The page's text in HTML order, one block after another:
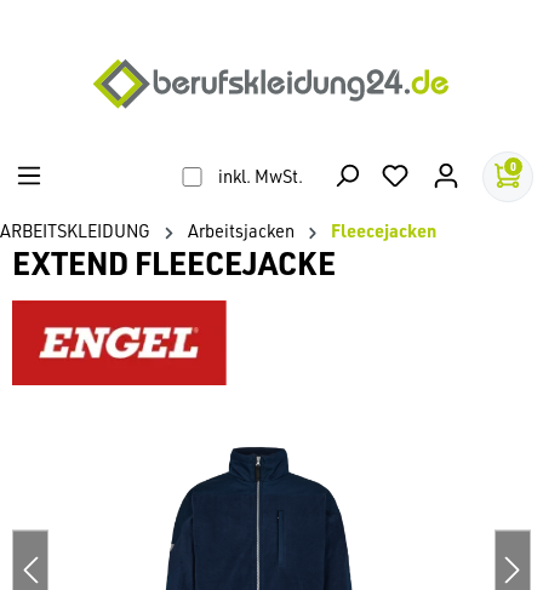
inkl. MwSt. 0
ARBEITSKLEIDUNG Arbeitsjacken Fleecejacken
EXTEND FLEECEJACKE